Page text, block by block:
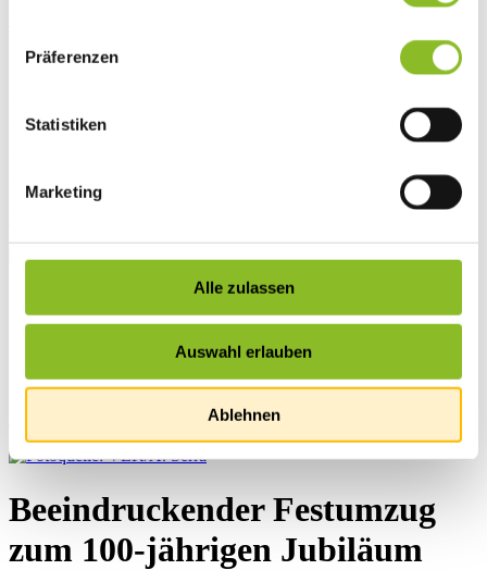
Präferenzen
Statistiken
Marketing
Alle zulassen
Auswahl erlauben
Ablehnen
Bockbierfest 2024
über die Bühne.
10 Jahre Wirtschaft im Walgau
Dieses runde Jubiläum feierten die Wirtschaftstreibenden am 06.
September 2024 in Frastanz.
Beeindruckender Festumzug
zum 100-jährigen Jubiläum